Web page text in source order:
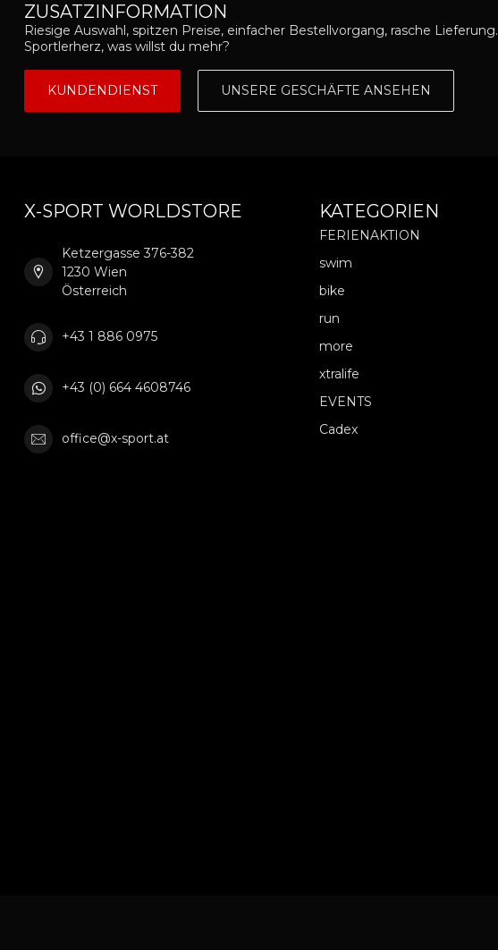
ZUSATZINFORMATION
Riesige Auswahl, spitzen Preise, einfacher Bestellvorgang, rasche Lieferung.
Sportlerherz, was willst du mehr?
KUNDENDIENST UNSERE GESCHÄFTE ANSEHEN
X-SPORT WORLDSTORE
Ketzergasse 376-382
1230 Wien
Österreich
+43 1 886 0975
+43 (0) 664 4608746
office@x-sport.at
KATEGORIEN
FERIENAKTION
swim
bike
run
more
xtralife
EVENTS
Cadex